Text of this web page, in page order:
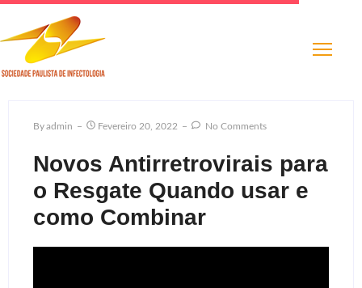
ByAdmin Fevereiro 20, 2022 No Comments
Novos Antirretrovirais para
o Resgate Quando usar e
como Combinar